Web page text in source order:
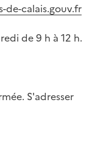
de-calais.gouv.fr
de 9 h à 12 h.
S'adresser